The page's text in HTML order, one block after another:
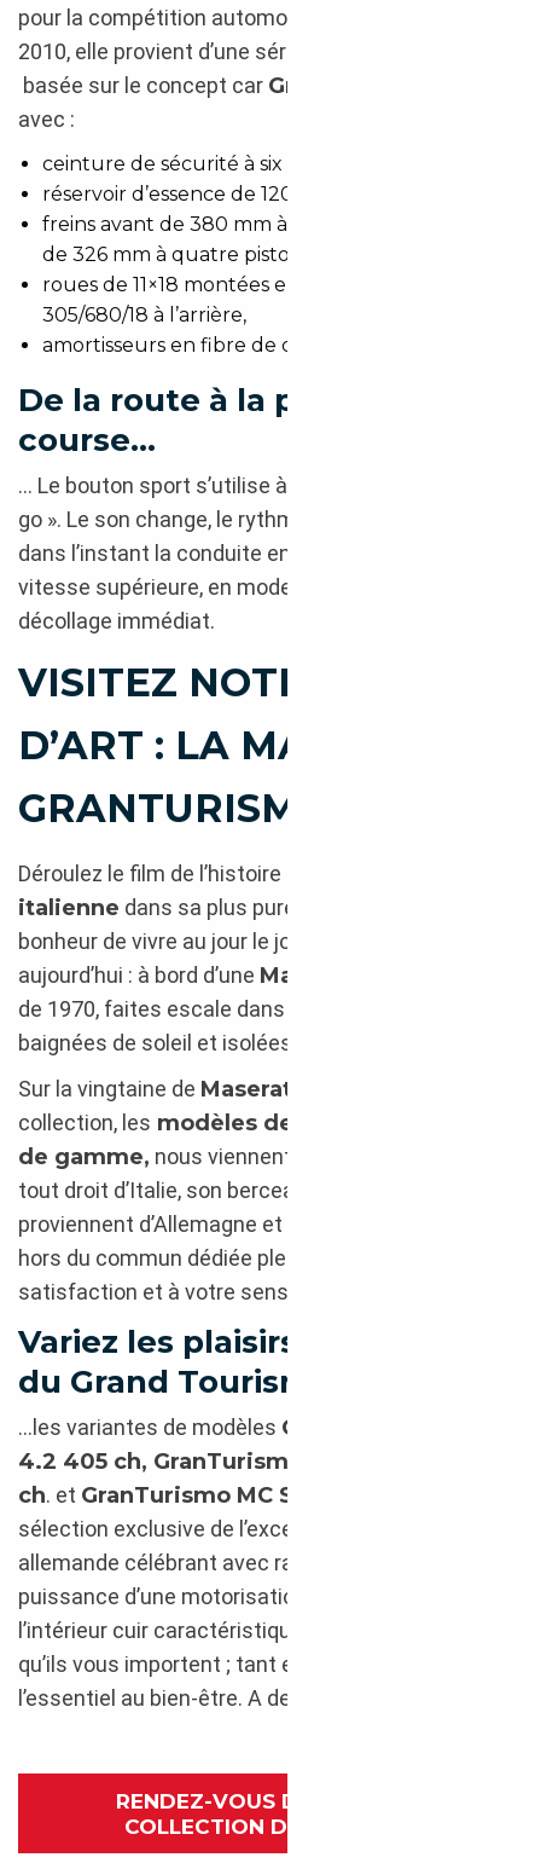
pour la compétition automobile. Produite de 2009 à
2010, elle provient d’une série limitée de 450 ch
basée sur le concept car GranTurismo MC
avec :
ceinture de sécurité à six points,
réservoir d’essence de 120 litres,
freins avant de 380 mm à étriers à six pistons et
de 326 mm à quatre pistons à l’arrière,
roues de 11×18 montées en 305/645/18 à l’avant et
305/680/18 à l’arrière,
amortisseurs en fibre de carbone.
De la route à la piste de
course…
… Le bouton sport s’utilise à l’envi, façon « stop and
go ». Le son change, le rythme s’adapte. Il booste
dans l’instant la conduite en vous propulsant à la
vitesse supérieure, en mode avion, pour un
décollage immédiat.
VISITEZ NOTRE GALERIE
D’ART : LA MASERATI
GRANTURISMO !
Déroulez le film de l’histoire de
italienne dans sa plus pure tradition et goûtez au
bonheur de vivre au jour le jour. Des années 70 à
aujourd’hui : à bord d’une Maserati Mexico
de 1970, faites escale dans les petites criques
baignées de soleil et isolées de la botte italienne.
Sur la vingtaine de Maserati
collection, les modèles de l’audacieuse haut
de gamme, nous viennent, en grande majorité,
tout droit d’Italie, son berceau, 6 incomparables
proviennent d’Allemagne et signent une collection
hors du commun dédiée pleinement à votre
satisfaction et à votre sens de l’esthétisme.
Variez les plaisirs d’exception
du Grand Tourisme avec…
…les variantes de modèles GranTurismo V8 et
4.2 405 ch, GranTurismo Sport V8 4.7 l 460
ch. et GranTurismo MC Stradale 4.7
sélection exclusive de l’excellence d’origine
allemande célébrant avec raffinement et style, la
puissance d’une motorisation V8, la ligne et
l’intérieur cuir caractéristique, dont nous savons
qu’ils vous importent ; tant elles apportent
l’essentiel au bien-être. A deux ou en famille.
RENDEZ-VOUS DANS NOTRE
COLLECTION DE MASERATI